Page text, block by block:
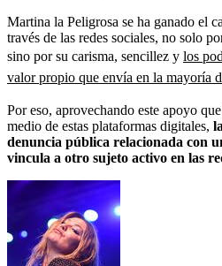
Martina la Peligrosa se ha ganado el
través de las redes sociales, no solo
sino por su carisma, sencillez y los
valor propio que envía en la mayoría
Por eso, aprovechando este apoyo
medio de estas plataformas digitales,
denuncia pública relacionada con
vincula a otro sujeto activo en las